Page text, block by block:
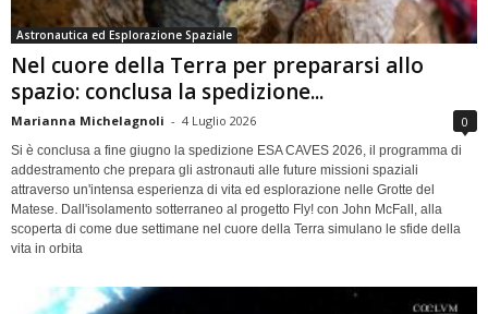
Astronautica ed Esplorazione Spaziale
Nel cuore della Terra per prepararsi allo
spazio: conclusa la spedizione...
Marianna Michelagnoli - 4 Luglio 2026 0
Si è conclusa a fine giugno la spedizione ESA CAVES 2026, il programma di
addestramento che prepara gli astronauti alle future missioni spaziali
attraverso un'intensa esperienza di vita ed esplorazione nelle Grotte del
Matese. Dall'isolamento sotterraneo al progetto Fly! con John McFall, alla
scoperta di come due settimane nel cuore della Terra simulano le sfide della
vita in orbita